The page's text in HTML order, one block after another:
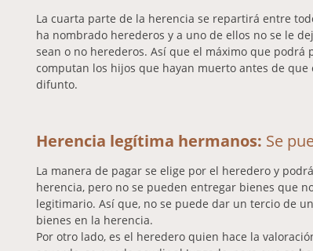
La cuarta parte de la herencia se repartirá entre
ha nombrado herederos y a uno de ellos no se le
sean o no herederos. Así que el máximo que
computan los hijos que hayan muerto antes de
difunto.
Herencia legítima hermanos: Se
La manera de pagar se elige por el heredero y
herencia, pero no se pueden entregar bienes que
legitimario. Así que, no se puede dar un tercio de
bienes en la herencia.
Por otro lado, es el heredero quien hace la